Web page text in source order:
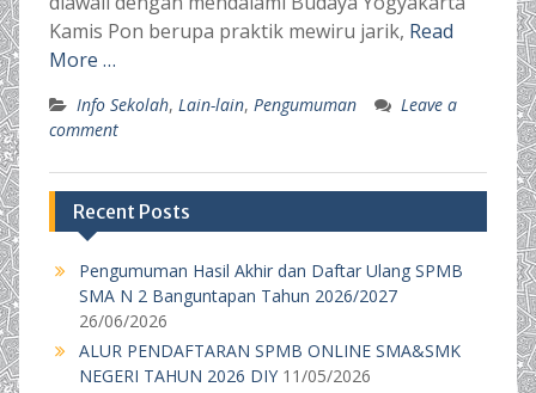
Kamis Pon berupa praktik mewiru jarik, Read
More …
Info Sekolah, Lain-lain, Pengumuman
Leave a
comment
Recent Posts
Pengumuman Hasil Akhir dan Daftar Ulang SPMB
SMA N 2 Banguntapan Tahun 2026/2027
26/06/2026
ALUR PENDAFTARAN SPMB ONLINE SMA&SMK
NEGERI TAHUN 2026 DIY 11/05/2026